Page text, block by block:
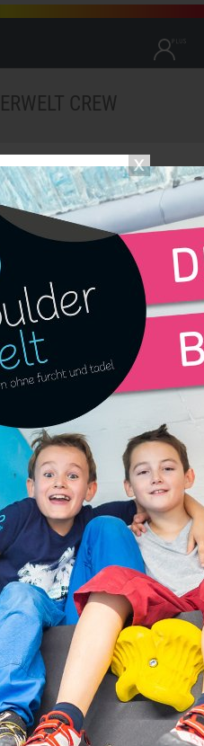
CREW
Vision
nur in den dunklen, selten
finden, bevölkert von extrem
ihren Projekten arbeiteten –
Gefühl verlieh. Das war
geschafft, das Bouldern in
eigenständigen
sie wirklich verdient. Die
Pioniere des Boulderns,
Maßstäbe für die
für alle – von Neulingen
den Besten der Szene. Ob für
als Familienevent oder
finden alle ihr persönliches
sorgen
und individuelle
Das von uns
Anfänger*innen wie
Cracks der Weltelite
Level.
größten Hallen der Welt.
die weiträumige und
den regen Austausch in der